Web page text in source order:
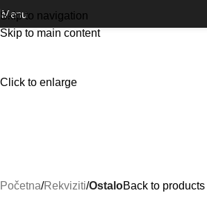
Skip to navigation
Skip to main content
Outlet
Menu
Click to enlarge
Početna Rekviziti OstaloBack to products